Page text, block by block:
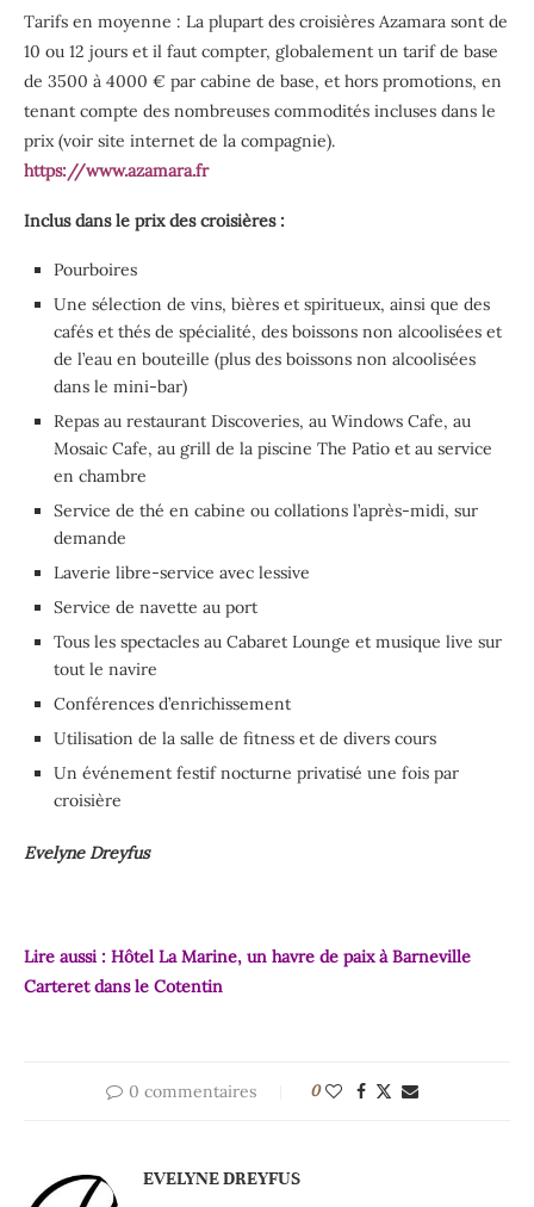
Tarifs en moyenne : La plupart des croisières Azamara sont de
10 ou 12 jours et il faut compter, globalement un tarif de base
de 3500 à 4000 € par cabine de base, et hors promotions, en
tenant compte des nombreuses commodités incluses dans le
prix (voir site internet de la compagnie).
https://www.azamara.fr
Inclus dans le prix des croisières :
Pourboires
Une sélection de vins, bières et spiritueux, ainsi que des
cafés et thés de spécialité, des boissons non alcoolisées et
de l’eau en bouteille (plus des boissons non alcoolisées
dans le mini-bar)
Repas au restaurant Discoveries, au Windows Cafe, au
Mosaic Cafe, au grill de la piscine The Patio et au service
en chambre
Service de thé en cabine ou collations l’après-midi, sur
demande
Laverie libre-service avec lessive
Service de navette au port
Tous les spectacles au Cabaret Lounge et musique live sur
tout le navire
Conférences d’enrichissement
Utilisation de la salle de fitness et de divers cours
Un événement festif nocturne privatisé une fois par
croisière
Evelyne Dreyfus
Lire aussi : Hôtel La Marine, un havre de paix à Barneville
Carteret dans le Cotentin
0 commentaires 0
EVELYNE DREYFUS